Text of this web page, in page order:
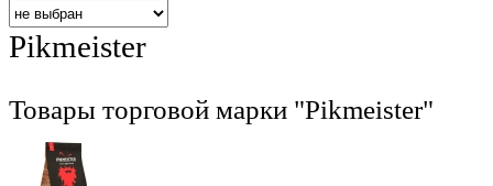
Pikmeister
Товары торговой марки "Pikmeister"